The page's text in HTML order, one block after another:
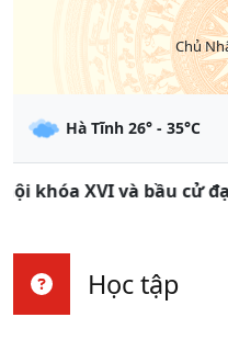
Chủ
Hà Tĩnh 26° - 35°C
khóa XVI và bầu cử
Học tập